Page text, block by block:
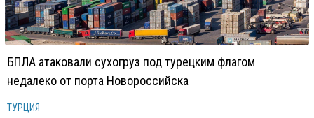
БПЛА атаковали сухогруз под турецким флагом
недалеко от порта Новороссийска
ТУРЦИЯ